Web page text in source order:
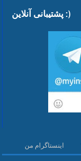
پشتیبانی آنلاین :)
اینستاگرام من